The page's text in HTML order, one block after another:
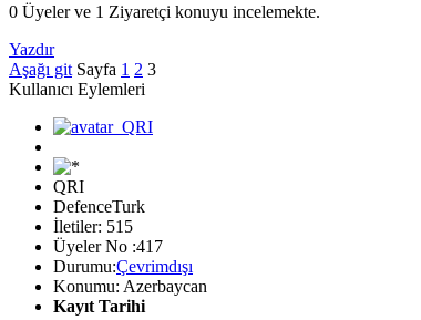
0 Üyeler ve 1 Ziyaretçi konuyu incelemekte.
Yazdır
Aşağı git Sayfa 1 2 3
Kullanıcı Eylemleri
QRI
DefenceTurk
İletiler: 515
Üyeler No :417
Durumu:Çevrimdışı
Konumu: Azerbaycan
Kayıt Tarihi